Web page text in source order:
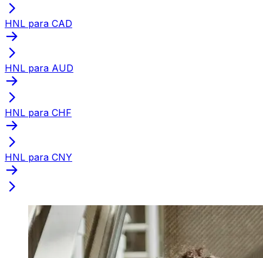
HNL para CAD
HNL para AUD
HNL para CHF
HNL para CNY